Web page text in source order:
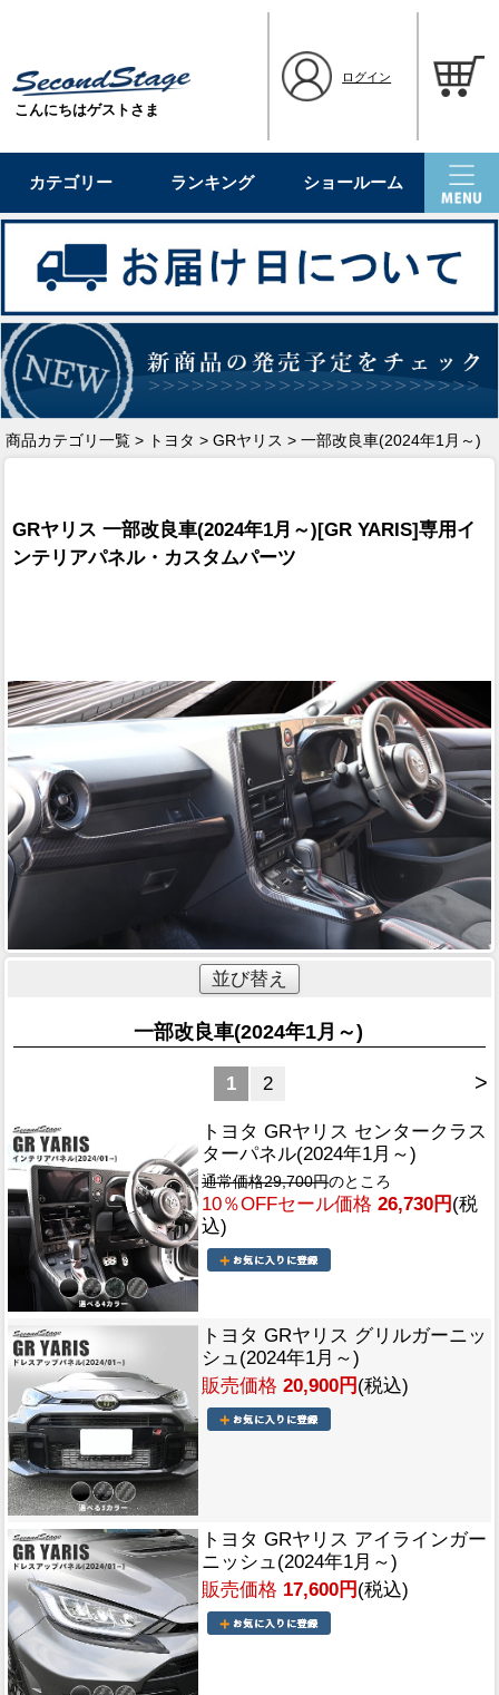
こんにちはゲストさま
ログイン
カテゴリー ランキング ショールーム
商品カテゴリ一覧 > トヨタ > GRヤリス > 一部改良車(2024年1月～)
GRヤリス 一部改良車(2024年1月～)[GR YARIS]専用イ
ンテリアパネル・カスタムパーツ
並び替え
一部改良車(2024年1月～)
>
1 2
トヨタ GRヤリス センタークラス
ターパネル(2024年1月～)
通常価格29,700円のところ
10％OFFセール価格 26,730円 (税
込)
トヨタ GRヤリス グリルガーニッ
シュ(2024年1月～)
販売価格 20,900円 (税込)
トヨタ GRヤリス アイラインガー
ニッシュ(2024年1月～)
販売価格 17,600円 (税込)